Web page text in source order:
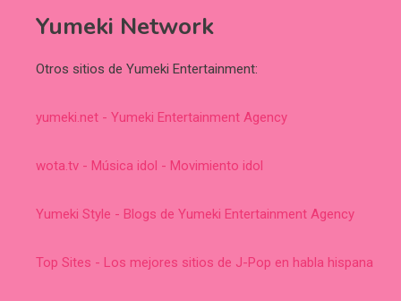
Yumeki Network
Otros sitios de Yumeki Entertainment:
yumeki.net - Yumeki Entertainment Agency
wota.tv - Música idol - Movimiento idol
Yumeki Style - Blogs de Yumeki Entertainment Agency
Top Sites - Los mejores sitios de J-Pop en habla hispana